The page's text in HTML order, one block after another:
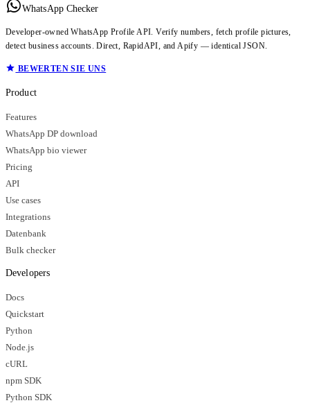
WhatsApp Checker
Developer-owned WhatsApp Profile API. Verify numbers, fetch profile pictures,
detect business accounts. Direct, RapidAPI, and Apify — identical JSON.
BEWERTEN SIE UNS
Product
Features
WhatsApp DP download
WhatsApp bio viewer
Pricing
API
Use cases
Integrations
Datenbank
Bulk checker
Developers
Docs
Quickstart
Python
Node.js
cURL
npm SDK
Python SDK